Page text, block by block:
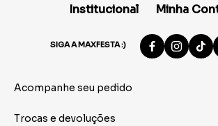
Institucional Minha
SIGA A MAXFESTA :)
Acompanhe seu pedido
Trocas e devoluções